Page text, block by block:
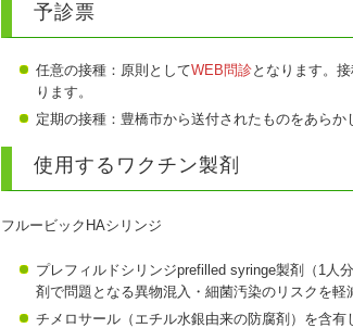
予診票
任意の接種：原則としてWEB問診となります。
ります。
定期の接種：豊橋市から送付されたものをあらか
使用するワクチン製剤
フルービックHAシリンジ
プレフィルドシリンジprefilled syringe製剤（1人
剤で問題となる異物混入・細菌汚染のリスクを軽
チメロサール（エチル水銀由来の防腐剤）を含有